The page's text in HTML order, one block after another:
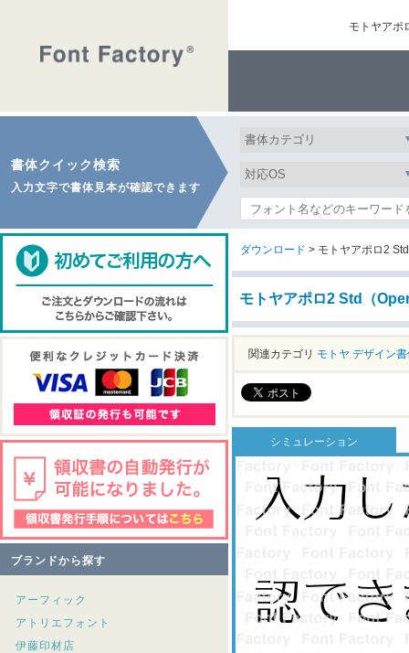
モトヤアポ
書体クイック検索
入力文字で書体見本が確認できます
ブランドから探す
アーフィック
アトリエフォント
伊藤印材店
ダウンロード > モトヤアポロ2
モトヤアポロ2 Std（
関連カテゴリ モトヤ デザイン
シミュレーション